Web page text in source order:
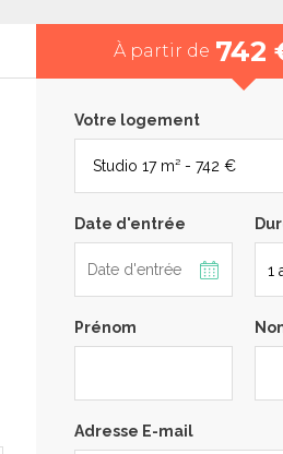
À partir de 742
Votre logement
Date d'entrée
Prénom
Adresse E-mail